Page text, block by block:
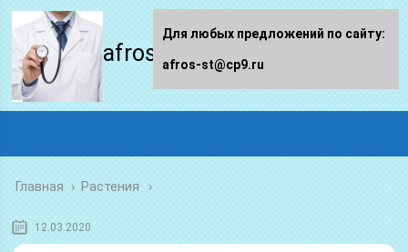
afros-st.ru
Главная › Растения
12.03.2020
Для любых предложений по сайту:
afros-st@cp9.ru